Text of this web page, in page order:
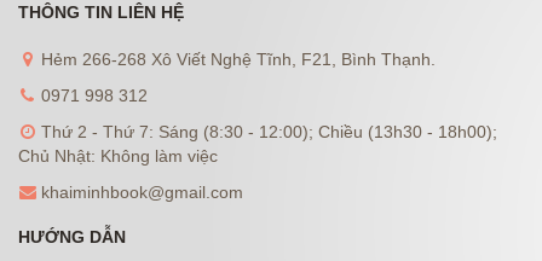
THÔNG TIN LIÊN HỆ
Hẻm 266-268 Xô Viết Nghệ Tĩnh, F21, Bình Thạnh.
0971 998 312
Thứ 2 - Thứ 7: Sáng (8:30 - 12:00); Chiều (13h30 - 18h00);
Chủ Nhật: Không làm việc
khaiminhbook@gmail.com
HƯỚNG DẪN